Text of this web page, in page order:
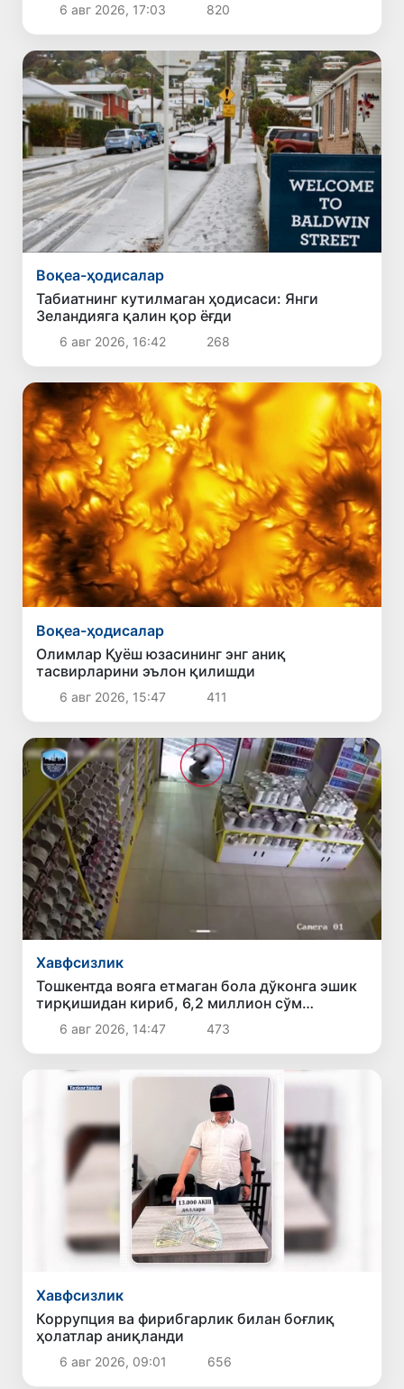
6 авг 2026, 17:03 820
Воқеа-ҳодисалар
Табиатнинг кутилмаган ҳодисаси: Янги
Зеландияга қалин қор ёғди
6 авг 2026, 16:42 268
Воқеа-ҳодисалар
Олимлар Қуёш юзасининг энг аниқ
тасвирларини эълон қилишди
6 авг 2026, 15:47 411
Хавфсизлик
Тошкентда вояга етмаган бола дўконга эшик
тирқишидан кириб, 6,2 миллион сўм
ўғирлади
6 авг 2026, 14:47 473
Хавфсизлик
Коррупция ва фирибгарлик билан боғлиқ
ҳолатлар аниқланди
6 авг 2026, 09:01 656